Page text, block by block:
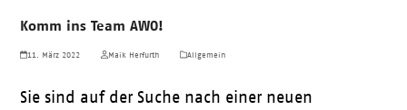
Komm ins Team AWO!
11. März 2022 Maik Herfurth Allgemein
Sie sind auf der Suche nach einer neuen